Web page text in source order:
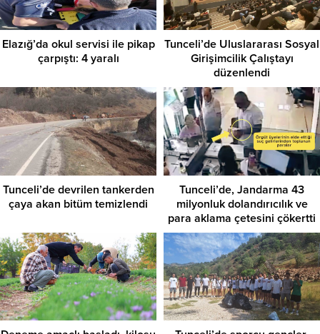
Elazığ’da okul servisi ile pikap
çarpıştı: 4 yaralı
Tunceli’de Uluslararası Sosyal
Girişimcilik Çalıştayı
düzenlendi
Tunceli’de devrilen tankerden
çaya akan bitüm temizlendi
Tunceli’de, Jandarma 43
milyonluk dolandırıcılık ve
para aklama çetesini çökertti